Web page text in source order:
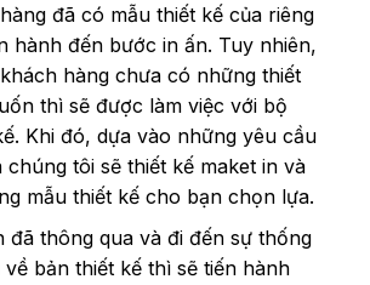
đã có mẫu thiết kế của riêng
hành đến bước in ấn. Tuy nhiên,
hàng chưa có những thiết
thì sẽ được làm việc với bộ
Khi đó, dựa vào những yêu cầu
chúng tôi sẽ thiết kế maket in và
mẫu thiết kế cho bạn chọn lựa.
đã thông qua và đi đến sự thống
bản thiết kế thì sẽ tiến hành